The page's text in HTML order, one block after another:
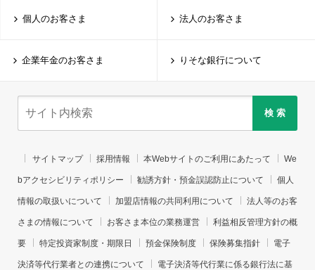
個人のお客さま 法人のお客さま
企業年金のお客さま りそな銀行について
検 索
サイトマップ 採用情報 本Webサイトのご利用にあたって We
bアクセシビリティポリシー 勧誘方針・預金誤認防止について 個人
情報の取扱いについて 加盟店情報の共同利用について 法人等のお客
さまの情報について お客さま本位の業務運営 利益相反管理方針の概
要 特定投資家制度・期限日 預金保険制度 保険募集指針 電子
決済等代行業者との連携について 電子決済等代行業に係る銀行法に基